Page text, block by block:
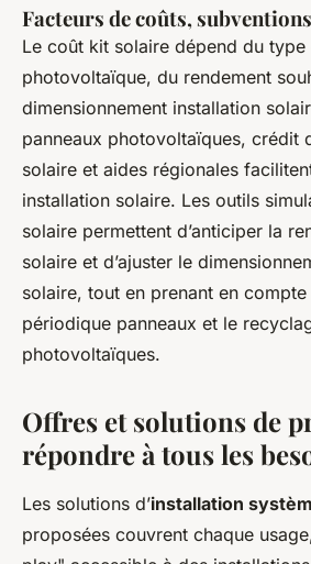
Facteurs de coûts,
Le coût kit solaire dépend du type
photovoltaïque, du rendement
dimensionnement installation
panneaux photovoltaïques, crédit
solaire et aides régionales
installation solaire. Les outils
solaire permettent d’anticiper la
solaire et d’ajuster le
solaire, tout en prenant en compte
périodique panneaux et le
photovoltaïques.
Offres et solutions de
répondre à tous les
Les solutions d’installation
proposées couvrent chaque